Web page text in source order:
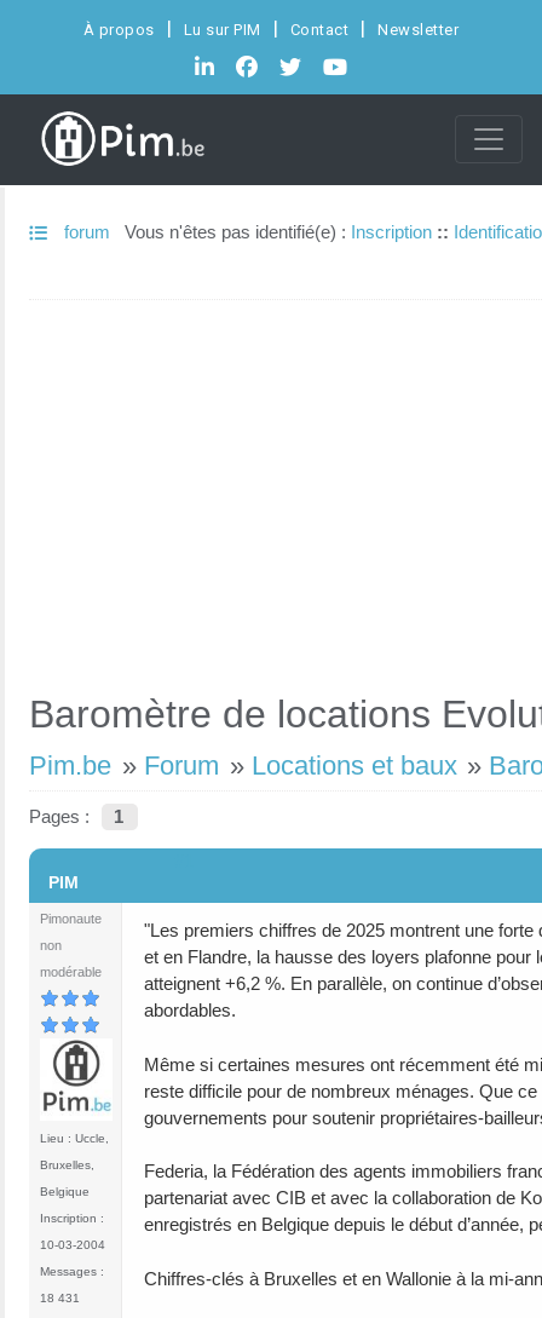
À propos Lu sur PIM Contact Newsletter
forum Vous n'êtes pas identifié(e) : Inscription ::
Baromètre de locations
Pim.be » Forum » Locations et baux »
Pages : 1
PIM
Pimonaute
non
modérable
Lieu : Uccle,
Bruxelles,
Belgique
Inscription :
10-03-2004
Messages :
18 431
"Les premiers chiffres de 2025 montrent une
et en Flandre, la hausse des loyers plafonne
atteignent +6,2 %. En parallèle, on continue
abordables.
Même si certaines mesures ont récemment été
reste difficile pour de nombreux ménages. Que
gouvernements pour soutenir propriétaires-
Federia, la Fédération des agents immobiliers
partenariat avec CIB et avec la collaboration de
enregistrés en Belgique depuis le début
Chiffres-clés à Bruxelles et en Wallonie à la mi-